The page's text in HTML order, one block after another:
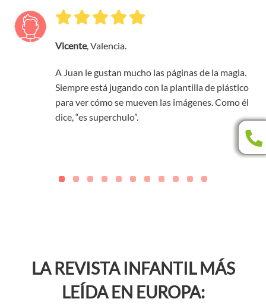
Vicente, Valencia.
A Juan le gustan mucho las páginas de la magia.
Siempre está jugando con la plantilla de plástico
para ver cómo se mueven las imágenes. Como él
dice, “es superchulo”.
LA REVISTA INFANTIL MÁS
LEÍDA EN EUROPA: